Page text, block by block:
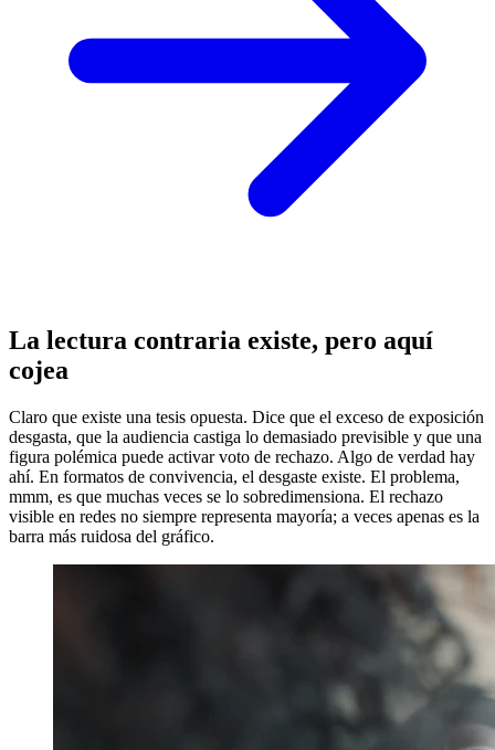
La lectura contraria existe, pero aquí
cojea
Claro que existe una tesis opuesta. Dice que el exceso de exposición
desgasta, que la audiencia castiga lo demasiado previsible y que una
figura polémica puede activar voto de rechazo. Algo de verdad hay
ahí. En formatos de convivencia, el desgaste existe. El problema,
mmm, es que muchas veces se lo sobredimensiona. El rechazo
visible en redes no siempre representa mayoría; a veces apenas es la
barra más ruidosa del gráfico.